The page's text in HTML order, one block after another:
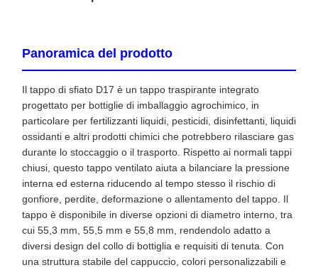
Panoramica del prodotto
Il tappo di sfiato D17 è un tappo traspirante integrato
progettato per bottiglie di imballaggio agrochimico, in
particolare per fertilizzanti liquidi, pesticidi, disinfettanti, liquidi
ossidanti e altri prodotti chimici che potrebbero rilasciare gas
durante lo stoccaggio o il trasporto. Rispetto ai normali tappi
chiusi, questo tappo ventilato aiuta a bilanciare la pressione
interna ed esterna riducendo al tempo stesso il rischio di
gonfiore, perdite, deformazione o allentamento del tappo. Il
tappo è disponibile in diverse opzioni di diametro interno, tra
cui 55,3 mm, 55,5 mm e 55,8 mm, rendendolo adatto a
diversi design del collo di bottiglia e requisiti di tenuta. Con
una struttura stabile del cappuccio, colori personalizzabili e